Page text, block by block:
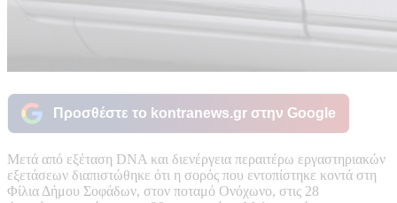
Προσθέστε το kontranews.gr στην Google
Μετά από εξέταση DNA και διενέργεια περαιτέρω εργαστηριακών
εξετάσεων διαπιστώθηκε ότι η σορός που εντοπίστηκε κοντά στη
Φίλια Δήμου Σοφάδων, στον ποταμό Ονόχωνο, στις 28